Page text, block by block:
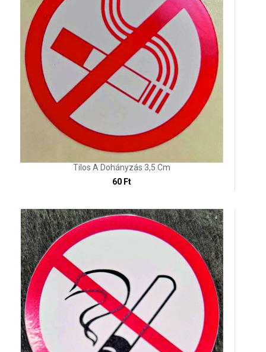
Tilos A Dohányzás 3,5 Cm
60 Ft